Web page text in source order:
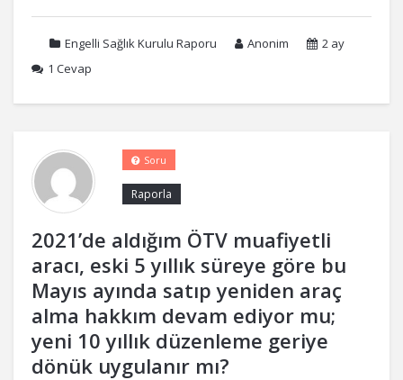
Engelli Sağlık Kurulu Raporu Anonim
2 ay
1 Cevap
2021’de aldığım ÖTV muafiyetli
aracı, eski 5 yıllık süreye göre bu
Mayıs ayında satıp yeniden araç
alma hakkım devam ediyor mu;
yeni 10 yıllık düzenleme geriye
dönük uygulanır mı?
Raporla
Soru